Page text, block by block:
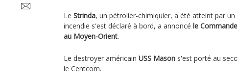
Le Strinda, un pétrolier-chimiquier, a été atteint par
incendie s'est déclaré à bord, a annoncé le
au Moyen-Orient.
Le destroyer américain USS Mason s'est porté au
le Centcom.